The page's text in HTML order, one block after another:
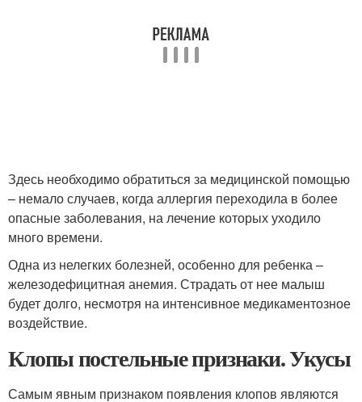
Здесь необходимо обратиться за медицинской помощью
– немало случаев, когда аллергия переходила в более
опасные заболевания, на лечение которых уходило
много времени.
Одна из нелегких болезней, особенно для ребенка –
железодефицитная анемия. Страдать от нее малыш
будет долго, несмотря на интенсивное медикаментозное
воздействие.
Клопы постельные признаки. Укусы
Самым явным признаком появления клопов являются